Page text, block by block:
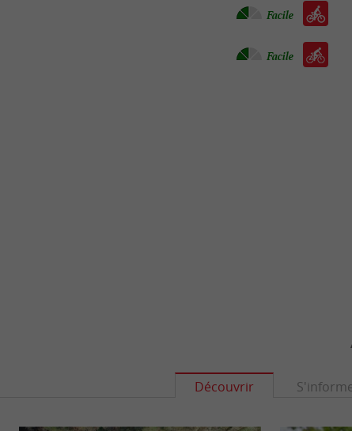
Vélo vtc :
Facile
Vélo / route :
Facile
Découvrir